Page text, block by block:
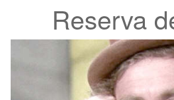
Reserva